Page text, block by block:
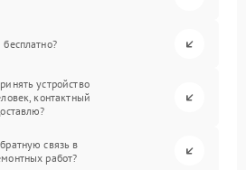
устройство
контактный
связь в
работ?